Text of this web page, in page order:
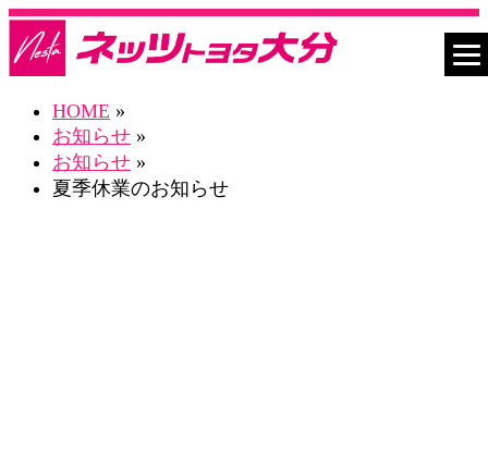
HOME »
お知らせ »
お知らせ »
夏季休業のお知らせ